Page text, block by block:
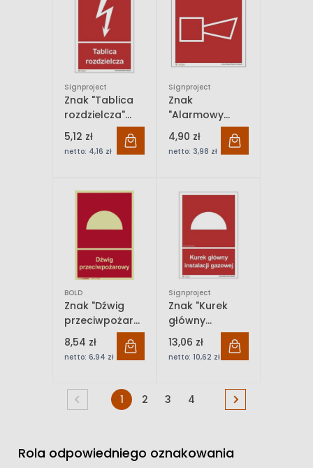
Signproject
Znak "Tablica
rozdzielcza"
Signproject
5,12 zł
netto: 4,16 zł
Signproject
Znak
"Alarmowy
sygnalizator
akustyczny''
Signproject
4,90 zł
netto: 3,98 zł
BOLD
Znak "Dźwig
przeciwpożarowy"
Bold
8,54 zł
netto: 6,94 zł
Signproject
Znak "Kurek
główny
instalacji
gazowej"
Signproject
13,06 zł
netto: 10,62 zł
1 2 3 4
Rola odpowiedniego oznakowania